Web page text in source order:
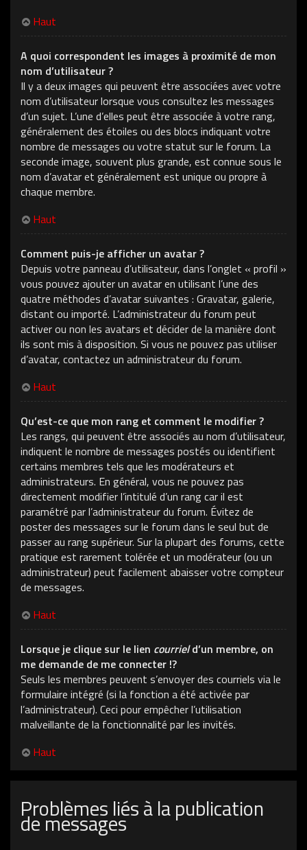
Haut
A quoi correspondent les images à proximité de mon
nom d’utilisateur ?
Il y a deux images qui peuvent être associées avec votre
nom d’utilisateur lorsque vous consultez les messages
d’un sujet. L’une d’elles peut être associée à votre rang,
généralement des étoiles ou des blocs indiquant votre
nombre de messages ou votre statut sur le forum. La
seconde image, souvent plus grande, est connue sous le
nom d’avatar et généralement est unique ou propre à
chaque membre.
Haut
Comment puis-je afficher un avatar ?
Depuis votre panneau d’utilisateur, dans l’onglet « profil »
vous pouvez ajouter un avatar en utilisant l’une des
quatre méthodes d’avatar suivantes : Gravatar, galerie,
distant ou importé. L’administrateur du forum peut
activer ou non les avatars et décider de la manière dont
ils sont mis à disposition. Si vous ne pouvez pas utiliser
d’avatar, contactez un administrateur du forum.
Haut
Qu’est-ce que mon rang et comment le modifier ?
Les rangs, qui peuvent être associés au nom d’utilisateur,
indiquent le nombre de messages postés ou identifient
certains membres tels que les modérateurs et
administrateurs. En général, vous ne pouvez pas
directement modifier l’intitulé d’un rang car il est
paramétré par l’administrateur du forum. Évitez de
poster des messages sur le forum dans le seul but de
passer au rang supérieur. Sur la plupart des forums, cette
pratique est rarement tolérée et un modérateur (ou un
administrateur) peut facilement abaisser votre compteur
de messages.
Haut
Lorsque je clique sur le lien courrield’un membre, on
me demande de me connecter !?
Seuls les membres peuvent s’envoyer des courriels via le
formulaire intégré (si la fonction a été activée par
l’administrateur). Ceci pour empêcher l’utilisation
malveillante de la fonctionnalité par les invités.
Haut
Problèmes liés à la publication
de messages